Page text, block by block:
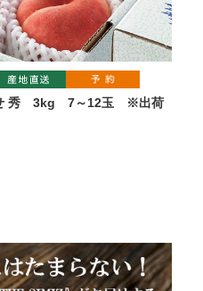
せ 秀 3kg 7～12玉 ※出荷